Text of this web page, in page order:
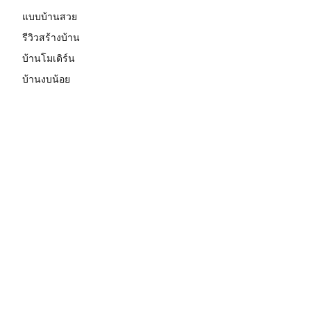
แบบบ้านสวย
รีวิวสร้างบ้าน
บ้านโมเดิร์น
บ้านงบน้อย